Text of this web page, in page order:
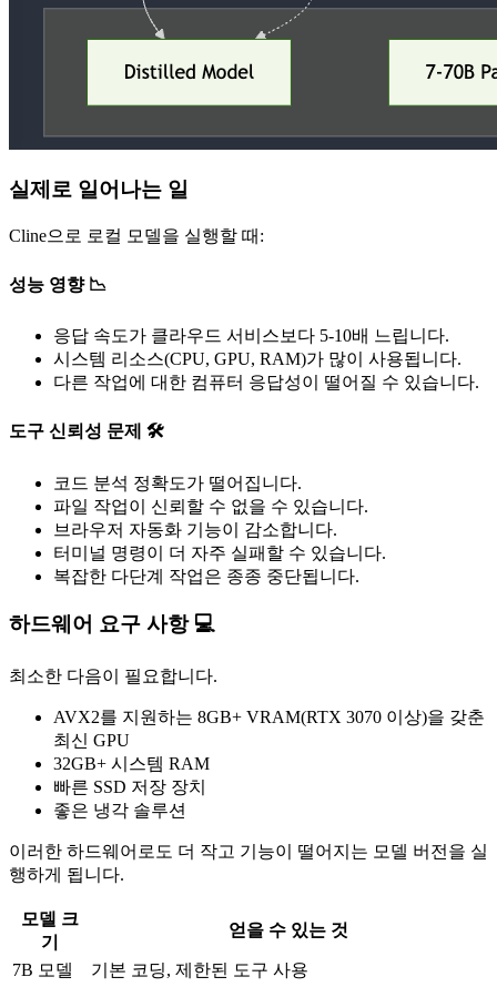
실제로 일어나는 일
Cline으로 로컬 모델을 실행할 때:
성능 영향 📉
응답 속도가 클라우드 서비스보다 5-10배 느립니다.
시스템 리소스(CPU, GPU, RAM)가 많이 사용됩니다.
다른 작업에 대한 컴퓨터 응답성이 떨어질 수 있습니다.
도구 신뢰성 문제 🛠️
코드 분석 정확도가 떨어집니다.
파일 작업이 신뢰할 수 없을 수 있습니다.
브라우저 자동화 기능이 감소합니다.
터미널 명령이 더 자주 실패할 수 있습니다.
복잡한 다단계 작업은 종종 중단됩니다.
하드웨어 요구 사항 💻
최소한 다음이 필요합니다.
AVX2를 지원하는 8GB+ VRAM(RTX 3070 이상)을 갖춘
최신 GPU
32GB+ 시스템 RAM
빠른 SSD 저장 장치
좋은 냉각 솔루션
이러한 하드웨어로도 더 작고 기능이 떨어지는 모델 버전을 실
행하게 됩니다.
모델 크
기
얻을 수 있는 것
7B 모델
기본 코딩, 제한된 도구 사용